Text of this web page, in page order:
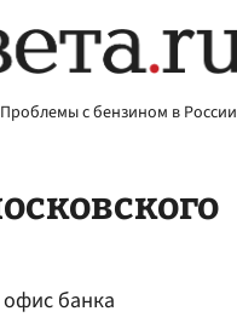
Проблемы с бензином в России
банка